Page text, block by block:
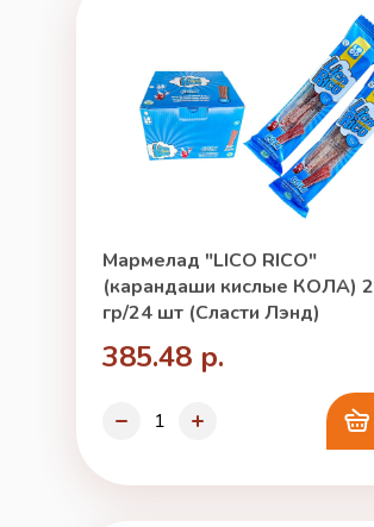
Мармелад "LICO RICO"
(карандаши кислые КОЛА)
гр/24 шт (Сласти Лэнд)
385.48 р.